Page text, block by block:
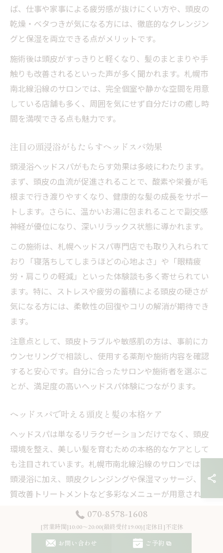
ば、仕事や家事による疲労感が抜けにくい方や、頭皮の
乾燥・ベタつきが気になる方には、徹底的なクレンジン
グと保湿を両立できる点がメリットです。
施術後は頭皮がすっきりと軽くなり、髪のまとまりや手
触りも改善されるといった声が多く聞かれます。札幌市
南北線沿線のサロンでは、完全個室や静かな空間を用意
している店舗も多く、周囲を気にせず自分だけの癒し時
間を満喫できる点も魅力です。
注目の頭浸浴がもたらすヘッドスパ効果
頭浸浴ヘッドスパがもたらす効果は多岐にわたります。
まず、頭皮の血流が促進されることで、酸素や栄養が毛
根まで行き渡りやすくなり、健康的な髪の成長をサポー
トします。さらに、温かいお湯に包まれることで副交感
神経が優位になり、深いリラックス状態に導かれます。
この施術は、札幌ヘッドスパ専門店でも取り入れられて
おり「寝落ちしてしまうほどの心地よさ」や「眼精疲
労・肩こりの軽減」といった体験談も多く寄せられてい
ます。特に、ストレスや疲労の蓄積による頭皮の硬さが
気になる方には、柔軟性の回復やコリの解消が期待でき
ます。
注意点として、頭皮トラブルや敏感肌の方は、事前にカ
ウンセリングで相談し、使用する薬剤や施術内容を確認
すると安心です。自分に合ったサロンや施術者を選ぶこ
とが、満足度の高いヘッドスパ体験につながります。
ヘッドスパで叶える頭皮と髪の本格ケア
ヘッドスパは単なるリラクゼーションだけでなく、頭皮
環境を整え、美しい髪を育むための本格的なケアとして
も注目されています。札幌市南北線沿線のサロンでは、
頭浸浴に加え、頭皮クレンジングや保湿マッサージ、髪
質改善トリートメントなど多彩なメニューが用意されて
具体的には、毛穴の汚れや皮脂をすっきり落とすこと
で、かゆみやフケ、においといった悩みにもアプローチ
070-8578-1608
[営業時間]10:00～20:00(最終受付19:00)[定休日]不定休
お問い合わせ ご予約